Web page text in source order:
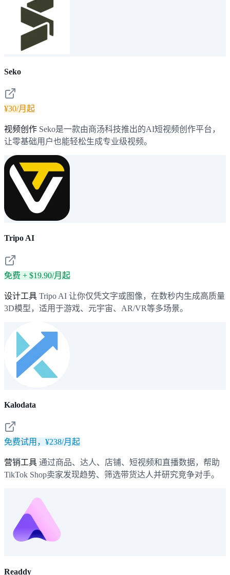
Seko
¥30/月起
视频创作 Seko是一款由商汤科技推出的AI短视频创作平台，
让零基础用户也能轻松生成专业级视频。
Tripo AI
免费 + $19.90/月起
设计工具 Tripo AI 让你仅凭文字或图像，在数秒内生成高质量
3D模型，适用于游戏、元宇宙、AR/VR等多场景。
Kalodata
免费试用，¥238/月起
营销工具 通过商品、达人、店铺、短视频和直播数据，帮助
TikTok Shop卖家发现趋势、筛选带货达人并研究竞争对手。
Readdy